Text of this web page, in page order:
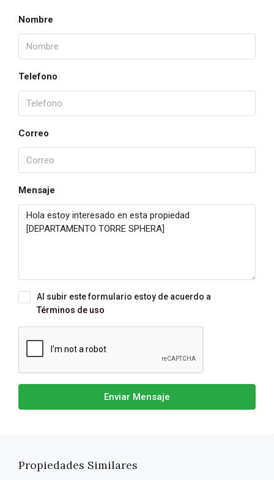
Nombre
Telefono
Correo
Mensaje
Al subir este formulario estoy de acuerdo a
Términos de uso
Enviar Mensaje
Propiedades Similares